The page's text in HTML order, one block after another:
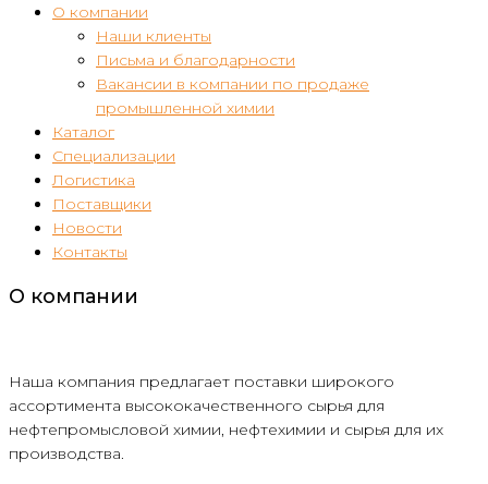
О компании
Наши клиенты
Письма и благодарности
Вакансии в компании по продаже
промышленной химии
Каталог
Специализации
Логистика
Поставщики
Новости
Контакты
О компании
Наша компания предлагает поставки широкого
ассортимента высококачественного сырья для
нефтепромысловой химии, нефтехимии и сырья для их
производства.